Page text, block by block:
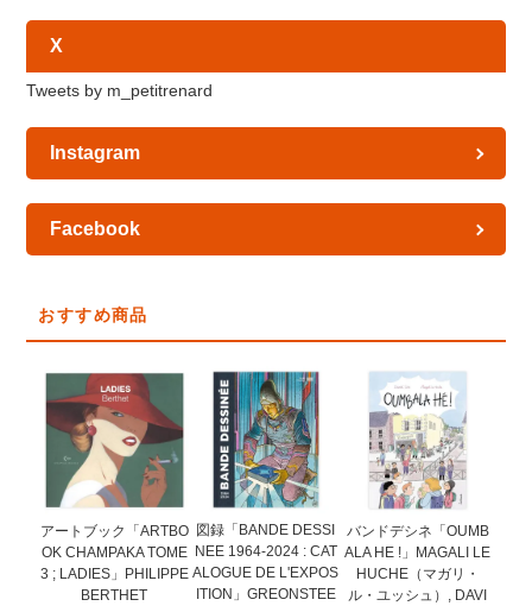
X
Tweets by m_petitrenard
Instagram
Facebook
おすすめ商品
アートブック「ARTBO
OK CHAMPAKA TOME
3 ; LADIES」PHILIPPE
BERTHET
図録「BANDE DESSI
NEE 1964-2024 : CAT
ALOGUE DE L'EXPOS
ITION」GREONSTEE
バンドデシネ「OUMB
ALA HE !」MAGALI LE
HUCHE（マガリ・
ル・ユッシュ）, DAVI